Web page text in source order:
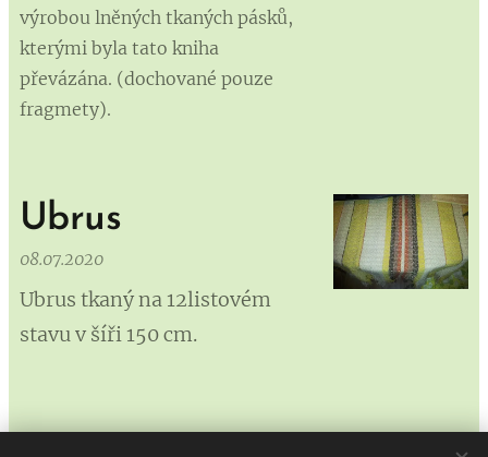
výrobou lněných tkaných pásků,
kterými byla tato kniha
převázána. (dochované pouze
fragmety).
Ubrus
08.07.2020
Ubrus tkaný na 12listovém
stavu v šíři 150 cm.